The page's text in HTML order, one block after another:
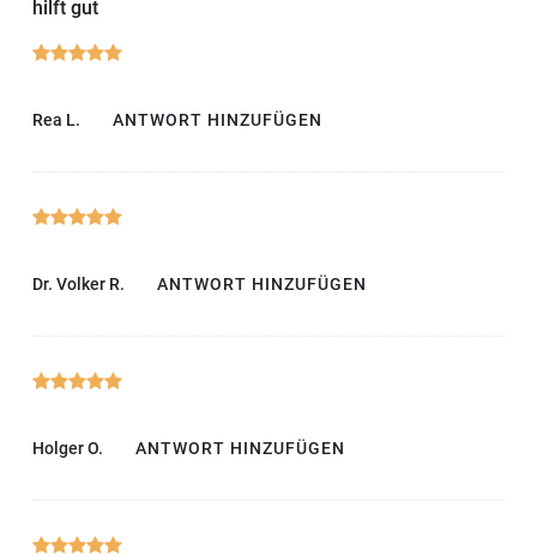
hilft gut
Rea L. ANTWORT HINZUFÜGEN
Dr. Volker R. ANTWORT HINZUFÜGEN
Holger O. ANTWORT HINZUFÜGEN